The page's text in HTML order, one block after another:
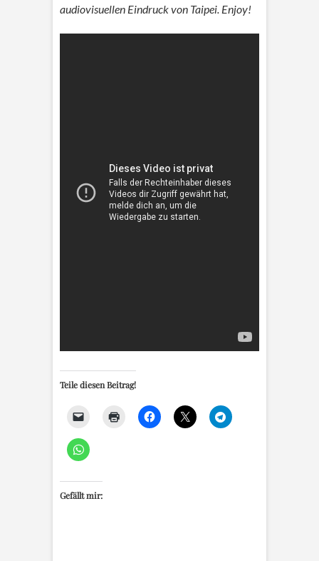
audiovisuellen Eindruck von Taipei. Enjoy!
Teile diesen Beitrag!
Gefällt mir: